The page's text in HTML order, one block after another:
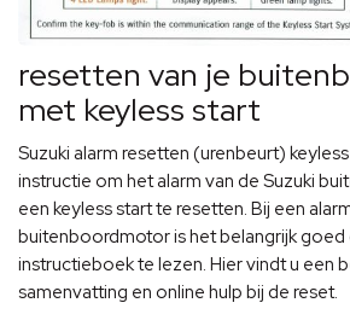
resetten van je
met keyless start
Suzuki alarm resetten (urenbeurt)
instructie om het alarm van de Suzuki
een keyless start te resetten. Bij een
buitenboordmotor is het belangrijk goed
instructieboek te lezen. Hier vindt u een
samenvatting en online hulp bij de reset.